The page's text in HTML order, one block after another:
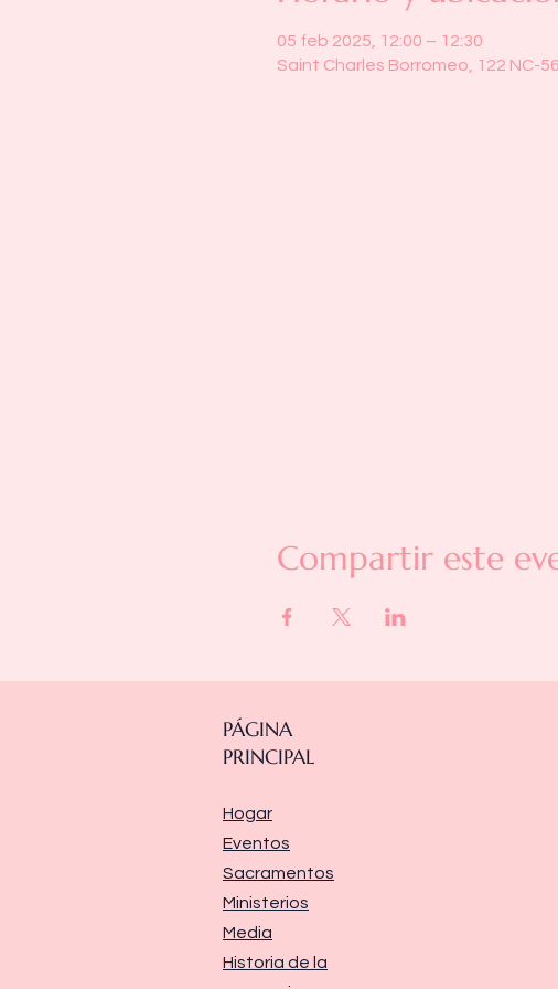
05 feb 2025, 12:00 – 12:30
Saint Charles Borromeo, 122 NC-
Compartir este
PÁGINA
PRINCIPAL
Hogar
Eventos
Sacramentos
Ministerios
Media
Historia de la